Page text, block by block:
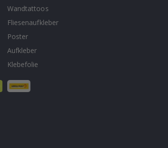
Wandtattoos
Fliesenaufkleber
Poster
Aufkleber
Klebefolie